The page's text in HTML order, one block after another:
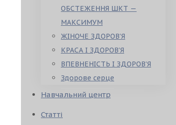
ОБСТЕЖЕННЯ ШКТ —
МАКСИМУМ
ЖІНОЧЕ ЗДОРОВ’Я
КРАСА І ЗДОРОВ’Я
ВПЕВНЕНІСТЬ І ЗДОРОВ’Я
Здорове серце
Навчальний центр
Статті